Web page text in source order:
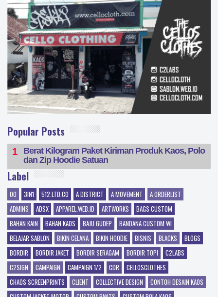
Popular Posts
Berat Kilogram Paket Kiriman Produk Kaos, Polo
dan Zip Hoodie Satuan
Label
00 3IN1 512.LTD.CO A DISTRICT A MOVEMENT
A ORDERLIST
ADMINS
ADSX APPAREL.WEB.ID ARTWORKS
BAGS CUSTOM
BAHAN KAIN
BAHAN KAOS BAJU GUDEP
BANDANA CUSTOM WI
BELAJAR SABLON
BIKIN CELANA BIKIN HOODIE BISNIS BLACKS
BLOGS
BORDIR
BORDIR JAKET BORDIR SERAGAM BORDIR TOPI
C2LABS
C2SIGN
CAMPAIGN CAMPAIGN 1/2 CDR
CELLOSCLOTHES
CHAOS SCREENPRINTS
CLIENT COLLECTIVE DESIGN
CONTOH DESAIN KAOS